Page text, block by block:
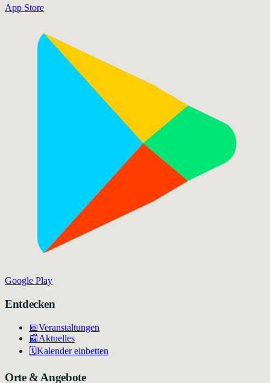
App Store
Google Play
Entdecken
📅Veranstaltungen
📰Aktuelles
🗓️Kalender einbetten
Orte & Angebote